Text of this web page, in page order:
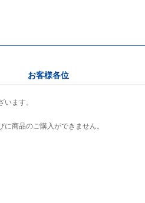
お客様各位
ます。
商品のご購入ができません。